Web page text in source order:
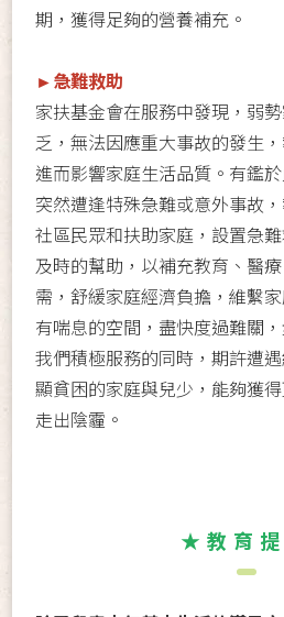
期，獲得足夠的營養補充。
►急難救助
家扶基金會在服務中發現，弱
乏，無法因應重大事故的發生
進而影響家庭生活品質。有鑑
突然遭逢特殊急難或意外事故
社區民眾和扶助家庭，設置急
及時的幫助，以補充教育、醫
需，舒緩家庭經濟負擔，維繫
有喘息的空間，盡快度過難關
我們積極服務的同時，期許遭
顯貧困的家庭與兒少，能夠獲
走出陰霾。
★教育提